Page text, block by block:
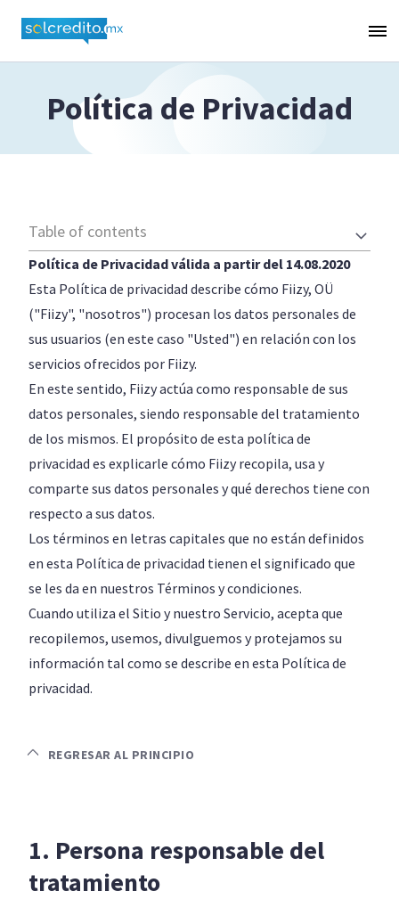
Política de Privacidad
Table of contents
Política de Privacidad válida a partir del 14.08.2020
Esta Política de privacidad describe cómo Fiizy, OÜ
("Fiizy", "nosotros") procesan los datos personales de
sus usuarios (en este caso "Usted") en relación con los
servicios ofrecidos por Fiizy.
En este sentido, Fiizy actúa como responsable de sus
datos personales, siendo responsable del tratamiento
de los mismos. El propósito de esta política de
privacidad es explicarle cómo Fiizy recopila, usa y
comparte sus datos personales y qué derechos tiene con
respecto a sus datos.
Los términos en letras capitales que no están definidos
en esta Política de privacidad tienen el significado que
se les da en nuestros Términos y condiciones.
Cuando utiliza el Sitio y nuestro Servicio, acepta que
recopilemos, usemos, divulguemos y protejamos su
información tal como se describe en esta Política de
privacidad.
REGRESAR AL PRINCIPIO
1. Persona responsable del
tratamiento